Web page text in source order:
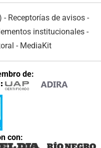
- Receptorías de avisos -
institucionales -
- MediaKit
de:
con: